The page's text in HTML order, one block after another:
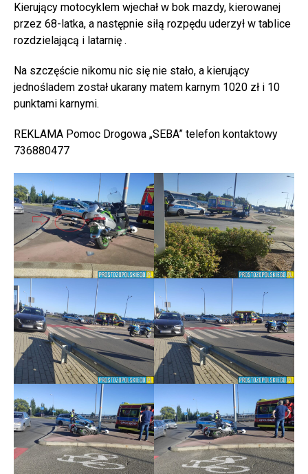
Kierujący motocyklem wjechał w bok mazdy, kierowanej
przez 68-latka, a następnie siłą rozpędu uderzył w tablice
rozdzielającą i latarnię .
Na szczęście nikomu nic się nie stało, a kierujący
jednośladem został ukarany matem karnym 1020 zł i 10
punktami karnymi.
REKLAMA Pomoc Drogowa „SEBA” telefon kontaktowy
736880477